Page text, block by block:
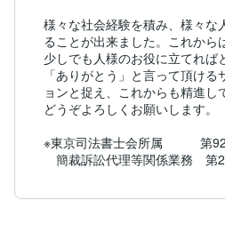
様々な社会経験を積み、様々な
ることが出来ました。これから
少しでも人様のお役に立てれば
「ありがとう」と言って頂け
ョンと捉え、これからも精進し
どうぞよろしくお願いします。
※東京司法書士会所属　　　第
簡裁訴訟代理等関係業務　第